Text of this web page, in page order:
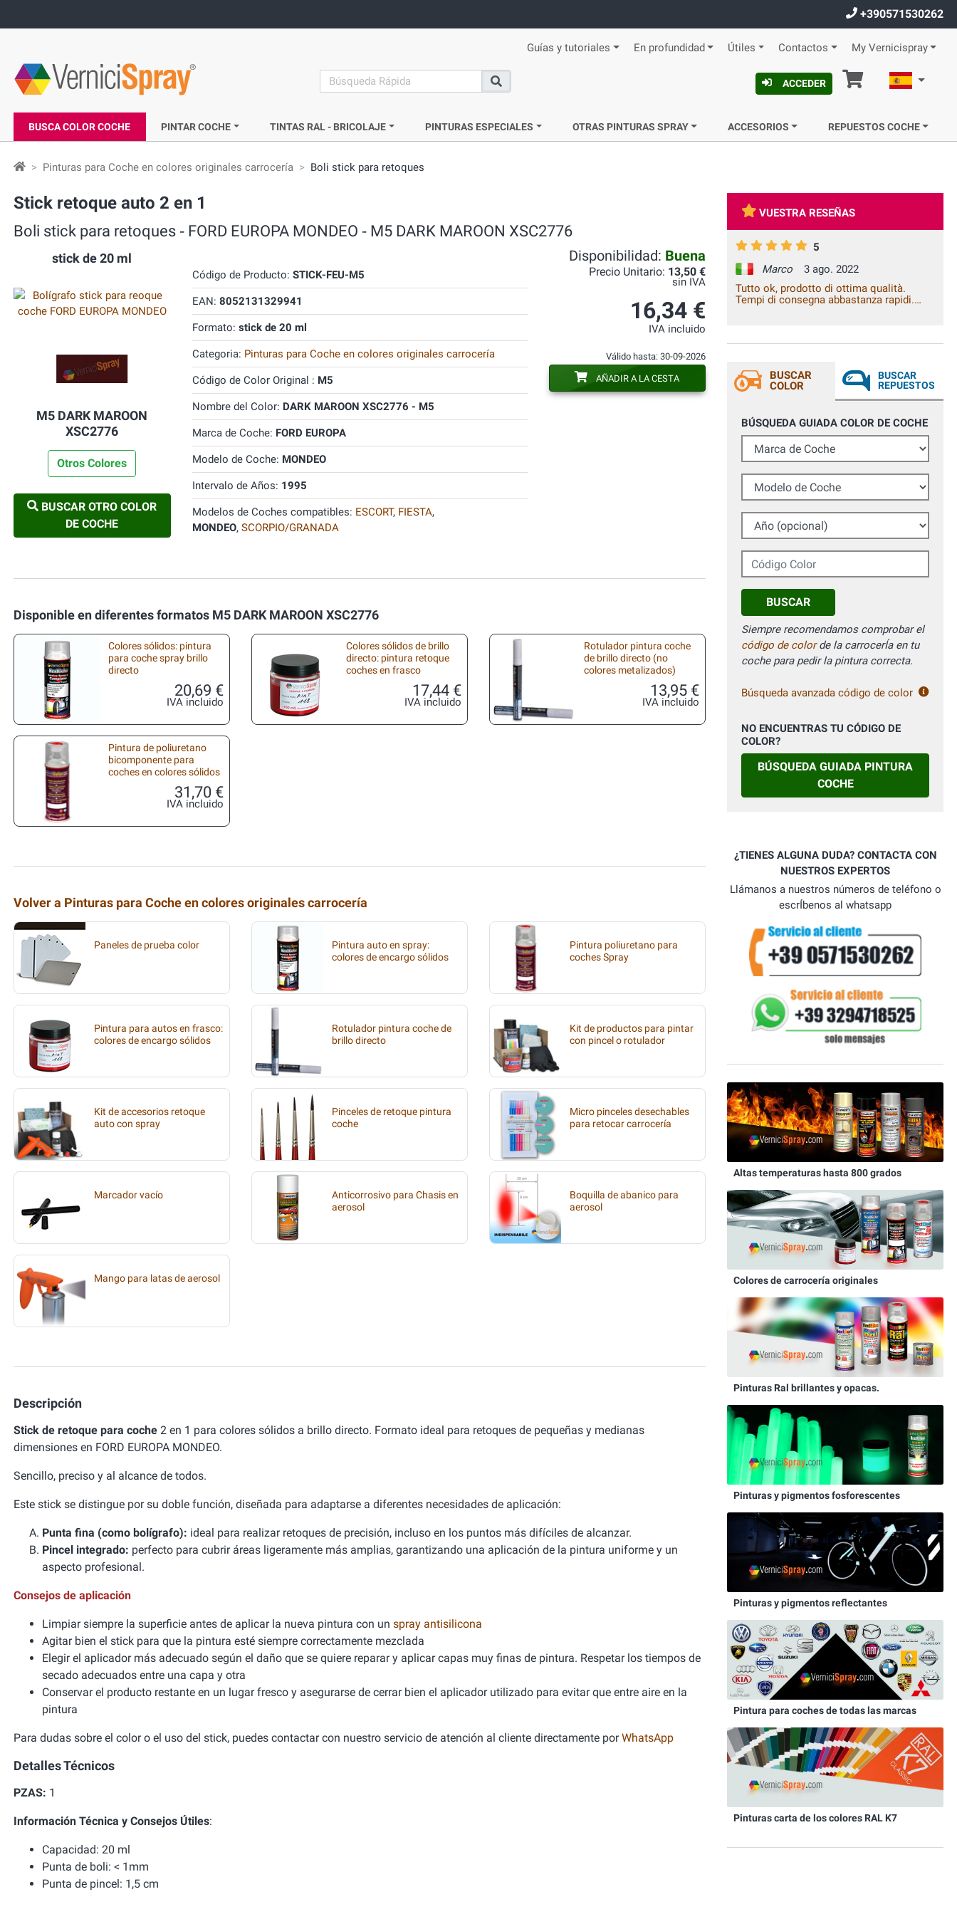
+390571530262
Guías y tutoriales En profundidad Útiles Contactos My Vernicispray
search
Buscar
ACCEDER Cesta Español
BUSCA COLOR COCHE PINTAR COCHE TINTAS RAL - BRICOLAJE PINTURAS ESPECIALES OTRAS PINTURAS SPRAY ACCESORIOS REPUESTOS COCHE
Pinturas para Coche en colores originales carrocería Boli stick para retoques
Stick retoque auto 2 en 1
Boli stick para retoques ‐ FORD EUROPA MONDEO ‐ M5 DARK MAROON XSC2776
stick de 20 ml
M5 DARK MAROON
XSC2776
Otros Colores
BUSCAR OTRO COLOR
DE COCHE
Código de Producto: STICK-FEU-M5
EAN: 8052131329941
Formato: stick de 20 ml
Categoria: Pinturas para Coche en colores originales carrocería
Código de Color Original : M5
Nombre del Color: DARK MAROON XSC2776 - M5
Marca de Coche: FORD EUROPA
Modelo de Coche: MONDEO
Intervalo de Años: 1995
Modelos de Coches compatibles: ESCORT, FIESTA,
MONDEO, SCORPIO/GRANADA
Disponibilidad: Buena
Precio Unitario: 13,50 €
sin IVA
16,34 €
IVA incluido
Válido hasta: 30-09-2026
AÑADIR A LA CESTA
Disponible en diferentes formatos M5 DARK MAROON XSC2776
Colores sólidos: pintura
para coche spray brillo
directo
20,69 €
IVA incluido
Colores sólidos de brillo
directo: pintura retoque
coches en frasco
17,44 €
IVA incluido
Rotulador pintura coche
de brillo directo (no
colores metalizados)
13,95 €
IVA incluido
Pintura de poliuretano
bicomponente para
coches en colores sólidos
31,70 €
IVA incluido
Volver a Pinturas para Coche en colores originales carrocería
Paneles de prueba color
Pintura auto en spray:
colores de encargo sólidos
Pintura poliuretano para
coches Spray
Pintura para autos en frasco:
colores de encargo sólidos
Rotulador pintura coche de
brillo directo
Kit de productos para pintar
con pincel o rotulador
Kit de accesorios retoque
auto con spray
Pinceles de retoque pintura
coche
Micro pinceles desechables
para retocar carrocería
Marcador vacío
Anticorrosivo para Chasis en
aerosol
Boquilla de abanico para
aerosol
Mango para latas de aerosol
Descripción
Stick de retoque para coche 2 en 1 para colores sólidos a brillo directo. Formato ideal para retoques de pequeñas y medianas
dimensiones en FORD EUROPA MONDEO.
Sencillo, preciso y al alcance de todos.
Este stick se distingue por su doble función, diseñada para adaptarse a diferentes necesidades de aplicación:
Punta fina (como bolígrafo): ideal para realizar retoques de precisión, incluso en los puntos más difíciles de alcanzar.
Pincel integrado: perfecto para cubrir áreas ligeramente más amplias, garantizando una aplicación de la pintura uniforme y un
aspecto profesional.
Consejos de aplicación
Limpiar siempre la superficie antes de aplicar la nueva pintura con un spray antisilicona
Agitar bien el stick para que la pintura esté siempre correctamente mezclada
Elegir el aplicador más adecuado según el daño que se quiere reparar y aplicar capas muy finas de pintura. Respetar los tiempos de
secado adecuados entre una capa y otra
Conservar el producto restante en un lugar fresco y asegurarse de cerrar bien el aplicador utilizado para evitar que entre aire en la
pintura
Para dudas sobre el color o el uso del stick, puedes contactar con nuestro servicio de atención al cliente directamente porWhatsApp
Detalles Técnicos
PZAS: 1
Información Técnica y Consejos Útiles:
Capacidad: 20 ml
Punta de boli: < 1mm
Punta de pincel: 1,5 cm
VUESTRA RESEÑAS
5
Marco
3 ago. 2022
Tutto ok, prodotto di ottima qualità.
Tempi di consegna abbastanza rapidi.
BUSCAR
COLOR
BUSCAR
REPUESTOS
BÚSQUEDA GUIADA COLOR DE COCHE
Marca de Coche
Modelo de Coche
Año (opcional)
Código Color
BUSCAR
Siempre recomendamos comprobar el
código de colorde la carrocerÍa en tu
coche para pedir la pintura correcta.
Búsqueda avanzada código de color
NO ENCUENTRAS TU CÓDIGO DE
COLOR?
BÚSQUEDA GUIADA PINTURA
COCHE
¿TIENES ALGUNA DUDA? CONTACTA CON
NUESTROS EXPERTOS
Llámanos a nuestros números de teléfono o
escrÍbenos al whatsapp
Altas temperaturas hasta 800 grados
Colores de carrocería originales
Pinturas Ral brillantes y opacas.
Pinturas y pigmentos fosforescentes
Pinturas y pigmentos reflectantes
Pintura para coches de todas las marcas
Pinturas carta de los colores RAL K7